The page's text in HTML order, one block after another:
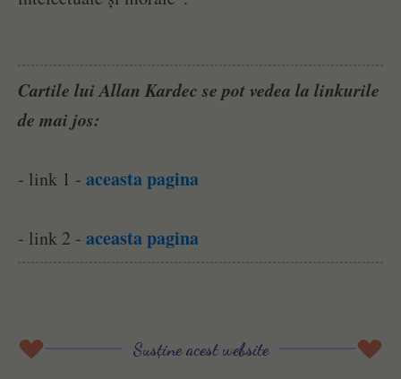
Cartile lui Allan Kardec se pot vedea la linkurile
de mai jos:
- link 1 - aceasta pagina
- link 2 - aceasta pagina
Susține acest website